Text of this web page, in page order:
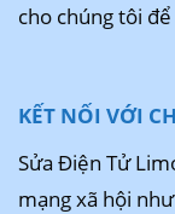
cho chúng tôi
KẾT NỐI VỚI
Sửa Điện Tử
mạng xã hội